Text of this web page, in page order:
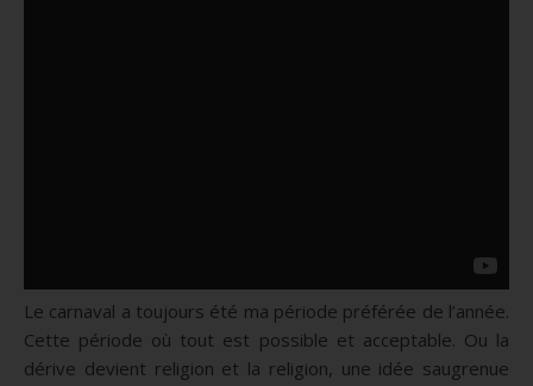
Le carnaval a toujours été ma période préférée de l’année.
Cette période où tout est possible et acceptable. Ou la
dérive devient religion et la religion, une idée saugrenue